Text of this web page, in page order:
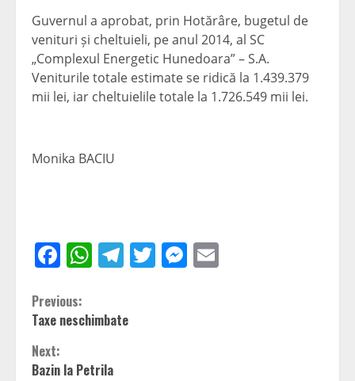
Guvernul a aprobat, prin Hotărâre, bugetul de
venituri și cheltuieli, pe anul 2014, al SC
„Complexul Energetic Hunedoara” – S.A.
Veniturile totale estimate se ridică la 1.439.379
mii lei, iar cheltuielile totale la 1.726.549 mii lei.
Monika BACIU
Facebook
WhatsApp
Telegram
TwitterMessenger
Continue
Reading
Previous:
Taxe neschimbate
Next:
Bazin la Petrila